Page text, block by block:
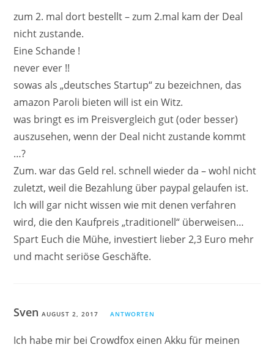
zum 2. mal dort bestellt – zum 2.mal kam der Deal
nicht zustande.
Eine Schande !
never ever !!
sowas als „deutsches Startup“ zu bezeichnen, das
amazon Paroli bieten will ist ein Witz.
was bringt es im Preisvergleich gut (oder besser)
auszusehen, wenn der Deal nicht zustande kommt
…?
Zum. war das Geld rel. schnell wieder da – wohl nicht
zuletzt, weil die Bezahlung über paypal gelaufen ist.
Ich will gar nicht wissen wie mit denen verfahren
wird, die den Kaufpreis „traditionell“ überweisen…
Spart Euch die Mühe, investiert lieber 2,3 Euro mehr
und macht seriöse Geschäfte.
SvenAUGUST 2, 2017 ANTWORTEN
Ich habe mir bei Crowdfox einen Akku für meinen